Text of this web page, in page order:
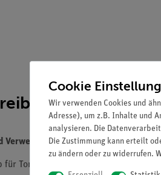
Verwendung
für Torsionsgerät (02421.00).
Cookie
Wir verwenden Cookies und
Adresse), um z.B. Inhalte und
analysieren. Die
Die Zustimmung kann erteilt
zu ändern oder zu widerrufen.